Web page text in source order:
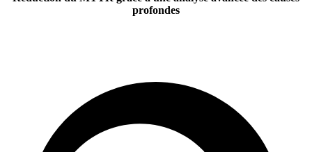
profondes